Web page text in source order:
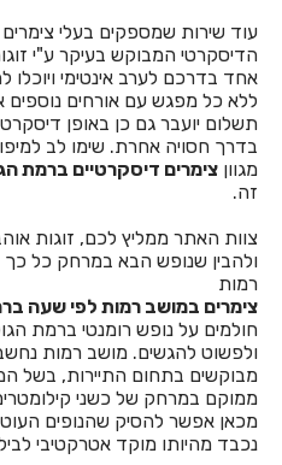
חדרים לפי שעה באשדוד
חדרים לפי שעה באשקלון
חדרים לפי שעה באשתאול
חדרים לפי שעה בבאר שבע
חדרים לפי שעה בבורגתה
חדרים לפי שעה בבית
חדרים לפי שעה בבית
חדרים לפי שעה בבית ג'אן
חדרים לפי שעה בבית דגן
עוד שירות שמספקים בעלי
הדיסקרטי המבוקש בעיקר ע"י
אחד בדרכם לערב אינטימי ויוכלו
ללא כל מפגש עם אורחים
תשלום יועבר גם כן באופן
בדרך חסויה אחרת. שימו לב
מגוון צימרים דיסקרטיים ברמת
זה.
צוות האתר ממליץ לכם, זוגות
ולהבין שנופש הבא במרחק כל
רמות
צימרים במושב רמות לפי שעה
חולמים על נופש רומנטי ברמת
ולפשוט להגשים. מושב רמות
מבוקשים בתחום התיירות, בשל
ממוקם במרחק של כשני
מכאן אפשר להסיק שהנופים
נכבד מהיותו מוקד אטרקטיבי